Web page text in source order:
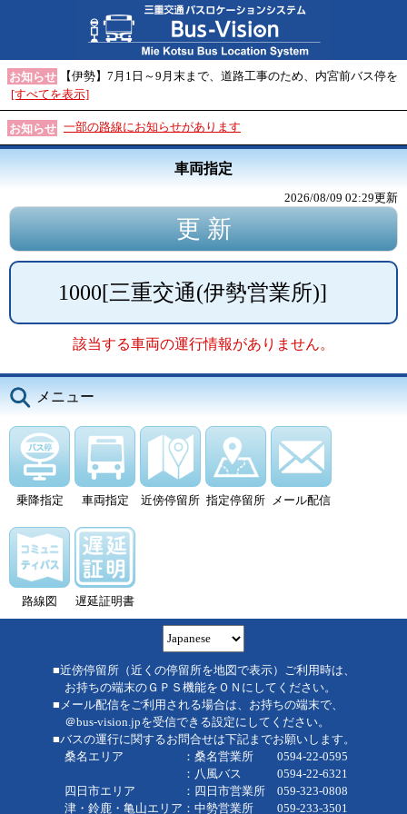
お知らせ
【伊勢】7月1日～9月末まで、道路工事のため、内宮前バス停を
[すべてを表示]
お知らせ 一部の路線にお知らせがあります
車両指定
2026/08/09 02:29更新
1000[三重交通(伊勢営業所)]
該当する車両の運行情報がありません。
メニュー
乗降指定 車両指定 近傍停留所 指定停留所 メール配信
路線図 遅延証明書
■近傍停留所（近くの停留所を地図で表示）ご利用時は、
お持ちの端末のＧＰＳ機能をＯＮにしてください。
■メール配信をご利用される場合は、お持ちの端末で、
＠bus-vision.jpを受信できる設定にしてください。
■バスの運行に関するお問合せは下記までお願いします。
桑名エリア ：桑名営業所 0594-22-0595
：八風バス 0594-22-6321
四日市エリア ：四日市営業所 059-323-0808
津・鈴鹿・亀山エリア：中勢営業所 059-233-3501